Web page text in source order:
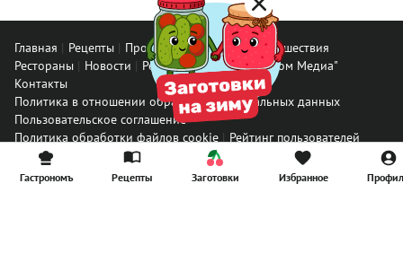
Гастрономъ Рецепты Заготовки Избранное
Главная Рецепты Продукты Здоровье
Путешествия
Рестораны
Новости
Реклама в ООО "Гастроном Медиа"
Контакты
Политика в отношении обработки персональных данных
Пользовательское соглашение
Политика обработки файлов cookie
Рейтинг пользователей
Все материалы
Архив спец. проектов